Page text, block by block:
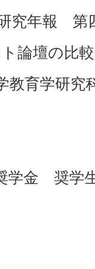
究年報 第
論壇の比
育学研究
学金 奨学